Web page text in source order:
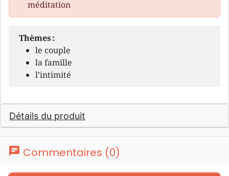
méditation
Thèmes :
le couple
la famille
l’intimité
Détails du produit
chat Commentaires (0)